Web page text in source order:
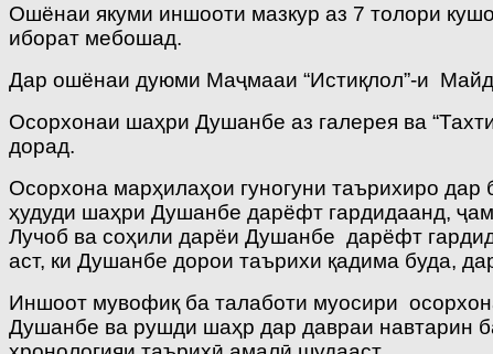
Ошёнаи якуми иншооти мазкур аз 7 толори
иборат мебошад.
Дар ошёнаи дуюми Маҷмааи “Истиқлол”-и
Осорхонаи шаҳри Душанбе аз галерея ва
дорад.
Осорхона марҳилаҳои гуногуни таърихиро
ҳудуди шаҳри Душанбе дарёфт гардидаанд,
Лучоб ва соҳили дарёи Душанбе дарёфт
аст, ки Душанбе дорои таърихи қадима буда,
Иншоот мувофиқ ба талаботи муосири
Душанбе ва рушди шаҳр дар давраи навтарин